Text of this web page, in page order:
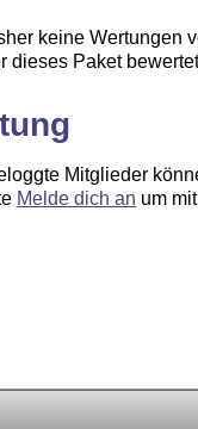
keine Wertungen
dieses Paket
Mitglieder
Melde dich an um